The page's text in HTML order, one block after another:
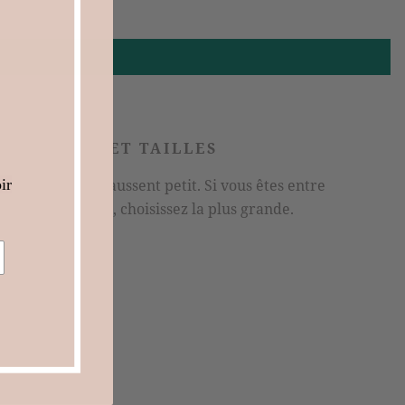
CONSEILS ET TAILLES
Nos baskets chaussent petit. Si vous êtes entre
deux pointures, choisissez la plus grande.